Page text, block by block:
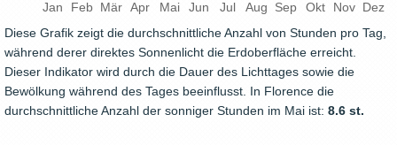
Jan Feb Mär Apr Mai Jun Jul Aug Sep Okt Nov Dez
Diese Grafik zeigt die durchschnittliche Anzahl von Stunden pro Tag,
während derer direktes Sonnenlicht die Erdoberfläche erreicht.
Dieser Indikator wird durch die Dauer des Lichttages sowie die
Bewölkung während des Tages beeinflusst. In Florence die
durchschnittliche Anzahl der sonniger Stunden im Mai ist: 8.6 st.